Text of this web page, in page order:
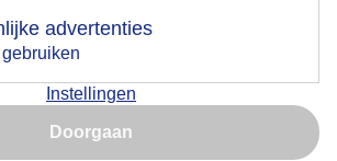
advertenties
Instellingen
Doorgaan
niet, misschien later